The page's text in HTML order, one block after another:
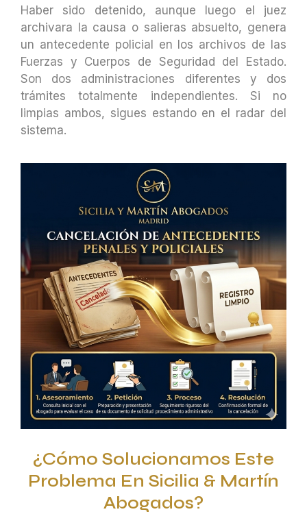
Haber sido detenido, aunque luego el juez
archivara la causa o salieras absuelto, genera
un antecedente policial en los archivos de las
Fuerzas y Cuerpos de Seguridad del Estado.
Son dos administraciones diferentes y dos
trámites totalmente independientes. Si no
limpias ambos, sigues estando en el radar del
sistema.
¿Cómo Solucionamos Este
Problema En Sicilia & Martín
Abogados?